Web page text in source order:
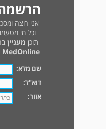
הרשמה
אני רוצה
וכל מי
תוכן מעניין
MedOnline - שאל את הרופא
שם מלא:
דוא"ל:
אזור: